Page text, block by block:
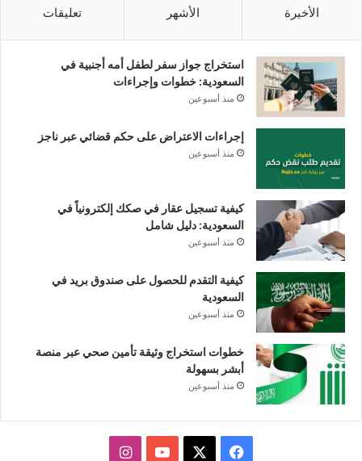
الأخيرة الأشهر تعليقات
استخراج جواز سفر لطفل أمه أجنبية في
السعودية: خطوات وإجراءات
منذ أسبوعين
إجراءات الاعتراض على حكم قضائي عبر ناجز
منذ أسبوعين
كيفية تسجيل عقار في صكك إلكترونياً في
السعودية: دليل شامل
منذ أسبوعين
كيفية التقدم للحصول على صندوق بريد في
السعودية
منذ أسبوعين
خطوات استخراج وثيقة تأمين صحي عبر منصة
أبشر بسهولة
منذ أسبوعين
فيسبوك يوتيوبانستقرام